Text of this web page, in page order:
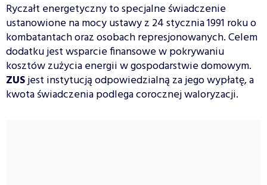
Ryczałt energetyczny to specjalne świadczenie
ustanowione na mocy ustawy z 24 stycznia 1991 roku o
kombatantach oraz osobach represjonowanych. Celem
dodatku jest wsparcie finansowe w pokrywaniu
kosztów zużycia energii w gospodarstwie domowym.
ZUSjest instytucją odpowiedzialną za jego wypłatę, a
kwota świadczenia podlega corocznej waloryzacji.